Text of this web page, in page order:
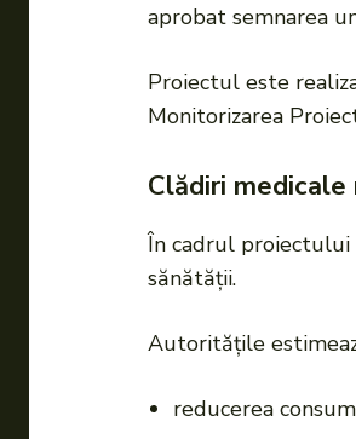
aprobat semnarea
Proiectul este
Monitorizarea
Clădiri
În cadrul
sănătății.
Autoritățile
reducerea